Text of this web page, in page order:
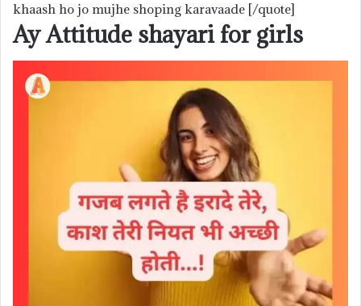
khaash ho jo mujhe shoping karavaade [/quote]
Ay Attitude shayari for girls